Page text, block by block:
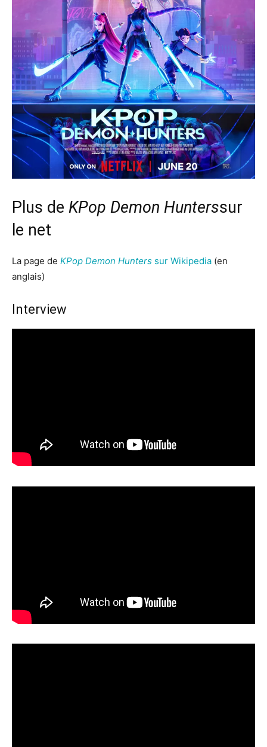
Plus de KPop Demon Hunterssur
le net
La page de KPop Demon Hunters sur Wikipedia (en
anglais)
Interview